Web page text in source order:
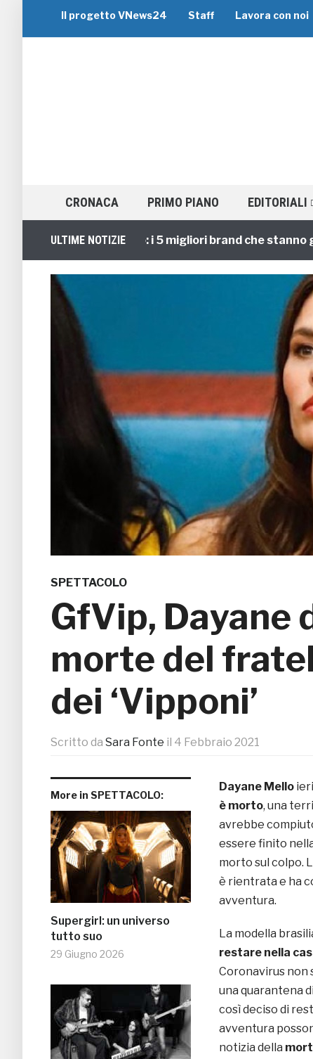
Il progetto VNews24 Staff Lavora con noi
CRONACA PRIMO PIANO EDITORIALI
ULTIME NOTIZIE
Viaggi di Gruppo: i 5 migliori brand che stanno
SPETTACOLO
GfVip, Dayane
morte del
dei ‘Vipponi’
Scritto da Sara Fonte il 4 Febbraio 2021
More in SPETTACOLO:
Supergirl: un universo
tutto suo
29 Giugno 2026
Dayane Mello
è morto, una
avrebbe
essere finito
morto sul colpo.
è rientrata e ha
avventura.
La modella
restare nella
Coronavirus non
una quarantena
così deciso di
avventura
notizia della